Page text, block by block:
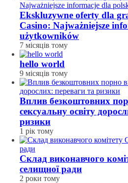
Ekskluzywne oferty dla
Casino: Najważniejsze
użytkowników
7 місяців тому
hello world
9 місяців тому
Вплив безкоштовних
сексуальну освіту
ризики
1 рік тому
Склад виконавчого
селищної ради
2 роки тому